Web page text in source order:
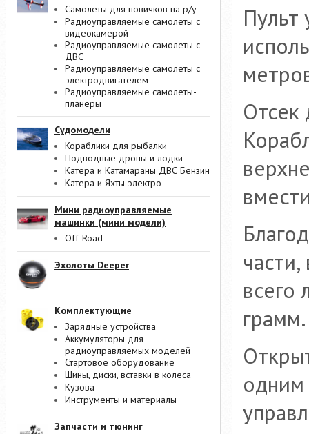
Самолеты для новичков на р/у
Радиоуправляемые самолеты с
видеокамерой
Радиоуправляемые самолеты с
ДВС
Радиоуправляемые самолеты с
электродвигателем
Радиоуправляемые самолеты-
планеры
Судомодели
Кораблики для рыбалки
Подводные дроны и лодки
Катера и Катамараны ДВС Бензин
Катера и Яхты электро
Мини радиоуправляемые
машинки (мини модели)
Off-Road
Эхолоты Deeper
Комплектующие
Зарядные устройства
Аккумуляторы для
радиоуправляемых моделей
Стартовое оборудование
Шины, диски, вставки в колеса
Кузова
Инструменты и материалы
Запчасти и тюнинг
Пульт
Отсек
всего
грамм.
одним